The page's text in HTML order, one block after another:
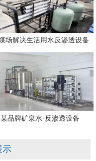
场解决生活用水反渗透设备
某品牌矿泉水-反渗透设备
示